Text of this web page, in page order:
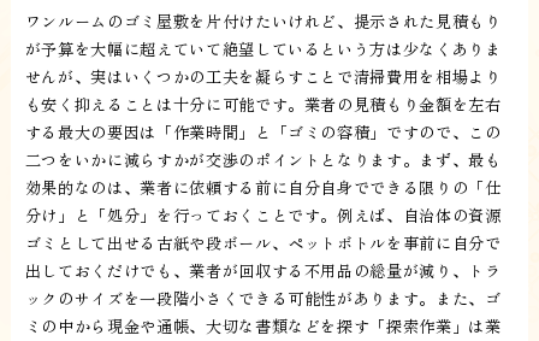
ワンルームのゴミ屋敷を片付けたいけれど、提示された見積もり
が予算を大幅に超えていて絶望しているという方は少なくありま
せんが、実はいくつかの工夫を凝らすことで清掃費用を相場より
も安く抑えることは十分に可能です。業者の見積もり金額を左右
する最大の要因は「作業時間」と「ゴミの容積」ですので、この
二つをいかに減らすかが交渉のポイントとなります。まず、最も
効果的なのは、業者に依頼する前に自分自身でできる限りの「仕
分け」と「処分」を行っておくことです。例えば、自治体の資源
ゴミとして出せる古紙や段ボール、ペットボトルを事前に自分で
出しておくだけでも、業者が回収する不用品の総量が減り、トラ
ックのサイズを一段階小さくできる可能性があります。また、ゴ
ミの中から現金や通帳、大切な書類などを探す「探索作業」は業